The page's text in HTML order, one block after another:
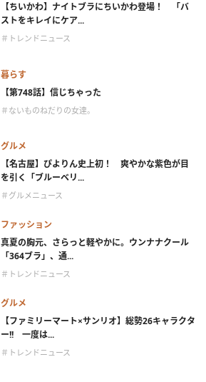
【ちいかわ】ナイトブラにちいかわ登場！ 「バ
ストをキレイにケア...
＃トレンドニュース
暮らす
【第748話】信じちゃった
＃ないものねだりの女達。
グルメ
【名古屋】ぴよりん史上初！ 爽やかな紫色が目
を引く「ブルーベリ...
＃グルメニュース
ファッション
真夏の胸元、さらっと軽やかに。ウンナナクール
「364ブラ」、通...
＃トレンドニュース
グルメ
【ファミリーマート×サンリオ】総勢26キャラクタ
ー!! 一度は...
＃トレンドニュース